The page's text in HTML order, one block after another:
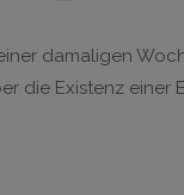
damaligen
die Existenz einer